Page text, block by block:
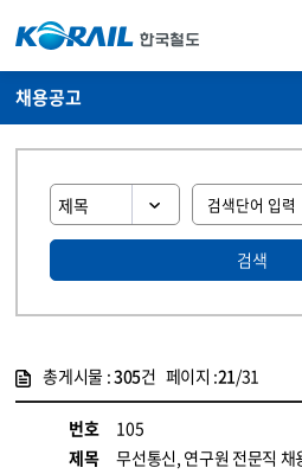
채용공고
검색
총게시물 :305건 페이지 :21/31
번호
105
제목
무선통신, 연구원 전문직